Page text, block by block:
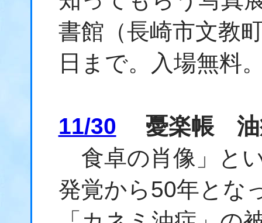
書館（長崎市文教
日まで。入場無料
11/30 憂楽帳 油
食卓の肖像」と
発覚から50年とな